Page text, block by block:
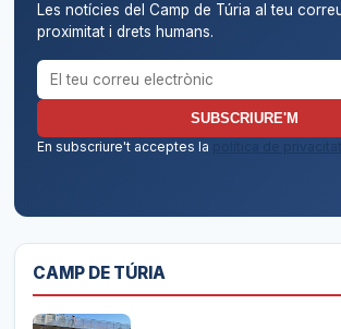
Les notícies del Camp de Túria al teu
proximitat i drets humans.
Correu electrònic per al butlletí
SUBSCRIURE'M
En subscriure't acceptes la
política de privacitat
CAMP DE TÚRIA